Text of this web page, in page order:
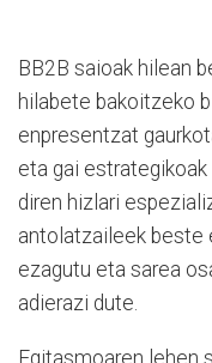
BB2B saioak hilean
hilabete bakoitzeko
enpresentzat
eta gai estrategikoak
diren hizlari
antolatzaileek beste
ezagutu eta sarea
adierazi dute.